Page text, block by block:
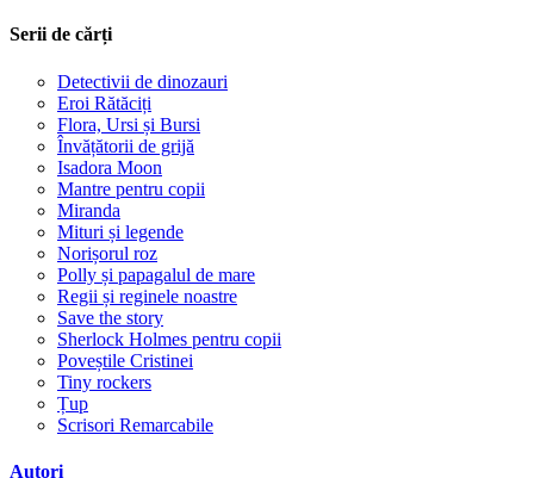
Serii de cărți
Detectivii de dinozauri
Eroi Rătăciți
Flora, Ursi și Bursi
Învățătorii de grijă
Isadora Moon
Mantre pentru copii
Miranda
Mituri și legende
Norișorul roz
Polly și papagalul de mare
Regii și reginele noastre
Save the story
Sherlock Holmes pentru copii
Poveștile Cristinei
Tiny rockers
Țup
Scrisori Remarcabile
Autori